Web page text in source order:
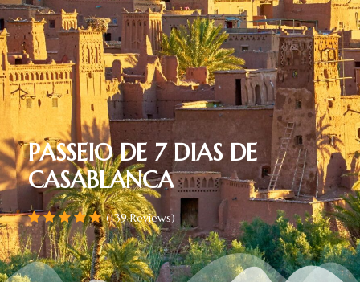
PASSEIO DE 7 DIAS DE
CASABLANCA
(139 Reviews)